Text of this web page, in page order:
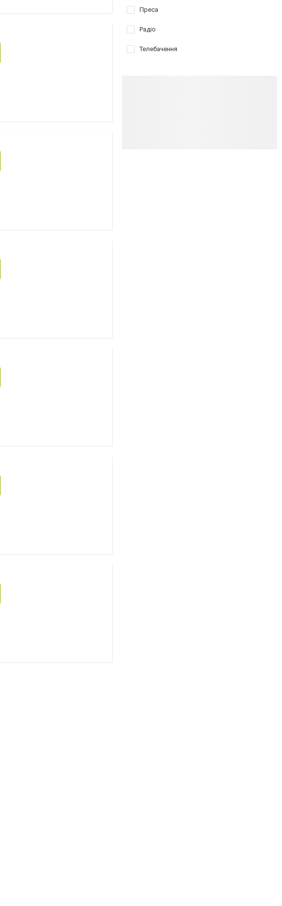
Преса
Радіо
Телебачення